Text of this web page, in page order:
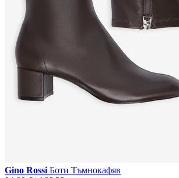
Gino Rossi Боти Тъмнокафяв